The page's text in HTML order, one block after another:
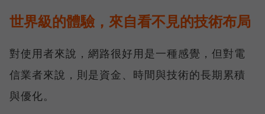
世界級的體驗，來自看不見的技術布局
對使用者來說，網路很好用是一種感覺，但對電
信業者來說，則是資金、時間與技術的長期累積
與優化。